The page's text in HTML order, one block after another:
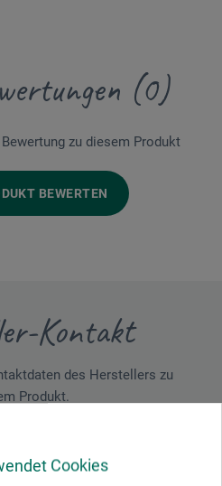
Cookies
(0)
zu diesem Produkt
BEWERTEN
Kontakt
des Herstellers zu
Produkt.